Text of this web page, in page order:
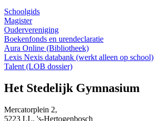
Schoolgids
Magister
Oudervereniging
Boekenfonds en urendeclaratie
Aura Online (Bibliotheek)
Lexis Nexis databank (werkt alleen op school)
Talent (LOB dossier)
Het Stedelijk Gymnasium
Mercatorplein 2,
5223 LL, 's-Hertogenbosch